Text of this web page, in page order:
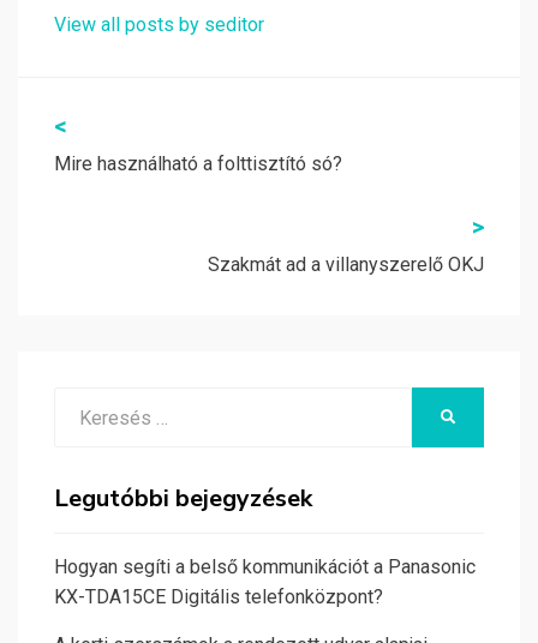
View all posts by seditor
Bejegyzés
navigáció
<
Mire használható a folttisztító só?
>
Szakmát ad a villanyszerelő OKJ
Legutóbbi bejegyzések
Hogyan segíti a belső kommunikációt a Panasonic
KX-TDA15CE Digitális telefonközpont?